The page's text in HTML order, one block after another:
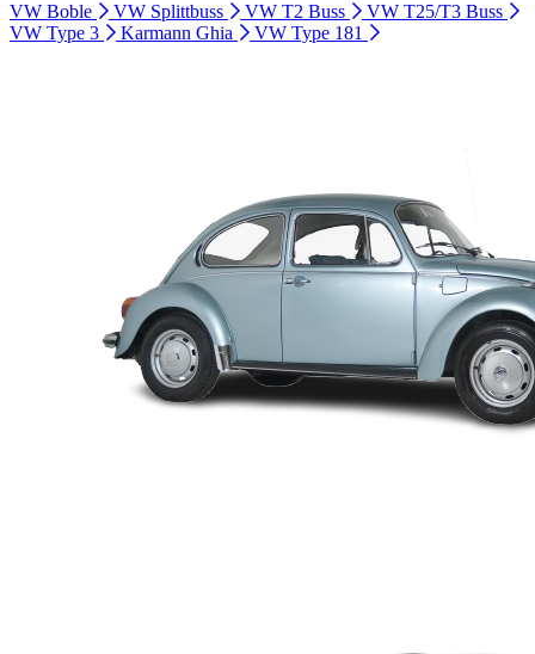
VW Boble
VW Splittbuss VW T2 Buss
VW T25/T3 Buss
VW Type 3
Karmann Ghia VW Type 181